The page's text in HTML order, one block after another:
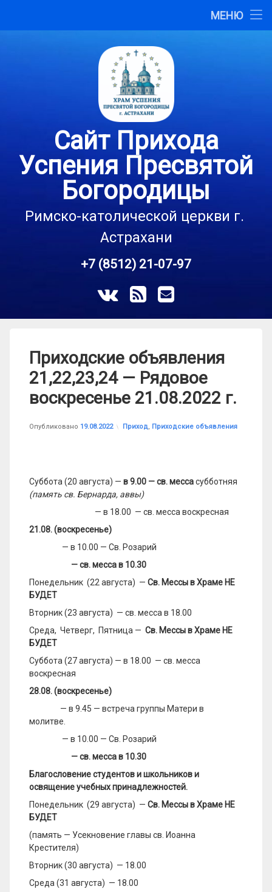
МЕНЮ
Сайт Прихода
Успения Пресвятой
Богородицы
Римско-католической церкви г.
Астрахани
+7 (8512) 21-07-97
ВКонтакте
RSS E-mail
Приходские объявления
21,22,23,24 — Рядовое
воскресенье 21.08.2022 г.
Опубликовано 19.08.2022
Обновлено на 16.03.2023
от astrkatolik
Рубрики:
Приход, Приходские объявления
Суббота (20 августа) — в 9.00 — св. мессасубботняя
(память св. Бернарда, аввы)
— в 18.00 — св. месса воскресная
21 .08. (воскресенье)
— в 10.00 — Св. Розарий
— св. месса в 10.30
Понедельник (22 августа) — Св. Мессы в Храме НЕ
БУДЕТ
Вторник (23 августа) — св. месса в 18.00
Среда, Четверг, Пятница — Св. Мессы в Храме НЕ
БУДЕТ
Суббота (27 августа) — в 18.00 — св. месса
воскресная
28.08. (воскресенье)
— в 9.45 — встреча группы Матери в
молитве.
— в 10.00 — Св. Розарий
— св. месса в 10.30
Благословениестудентов и школьников и
освящение учебных принадлежностей.
Понедельник (29 августа) — Св. Мессы в Храме НЕ
БУДЕТ
(память — Усекновение главы св. Иоанна
Крестителя)
Вторник (30 августа) — 18.00
Среда (31 августа) — 18.00